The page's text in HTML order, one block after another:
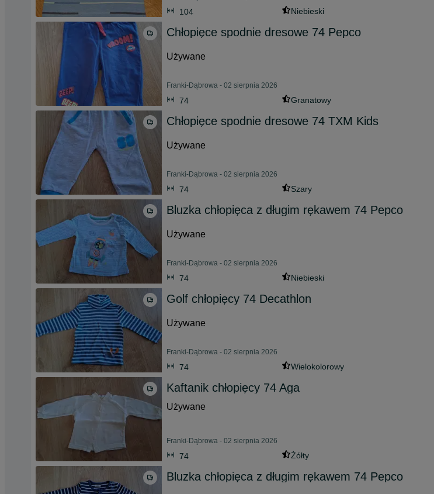
104 Niebieski
Chłopięce spodnie dresowe 74 Pepco
Używane
Franki-Dąbrowa - 02 sierpnia 2026
74 Granatowy
Chłopięce spodnie dresowe 74 TXM Kids
Używane
Franki-Dąbrowa - 02 sierpnia 2026
74 Szary
Bluzka chłopięca z długim rękawem 74 Pepco
Używane
Franki-Dąbrowa - 02 sierpnia 2026
74 Niebieski
Golf chłopięcy 74 Decathlon
Używane
Franki-Dąbrowa - 02 sierpnia 2026
74 Wielokolorowy
Kaftanik chłopięcy 74 Aga
Używane
Franki-Dąbrowa - 02 sierpnia 2026
74 Żółty
Bluzka chłopięca z długim rękawem 74 Pepco